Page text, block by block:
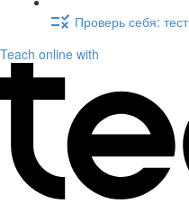
Проверь себя: тест
Teach online with